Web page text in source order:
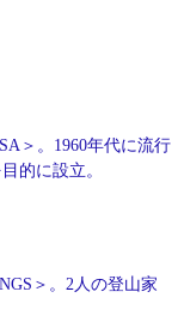
＞。1960年代に流行
的に設立。
＞。2人の登山家